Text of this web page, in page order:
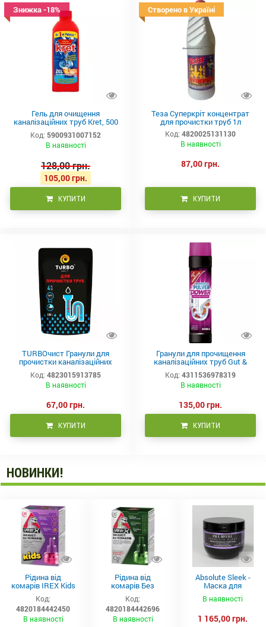
Знижка -18%
Гель для очищення
каналізаційних труб Kret, 500
Код: 5900931007152
В наявності
128,00 грн.
105,00 грн.
КУПИТИ
Створено в Україні
Теза Суперкріт концентрат
для прочистки труб 1л
Код: 4820025131130
В наявності
87,00 грн.
КУПИТИ
TURBOчист Гранули для
прочистки каналізаційних
труб 200г
Код: 4823015913785
В наявності
67,00 грн.
КУПИТИ
Гранули для прочищення
каналізаційних труб Gut &
Gunstig Pulver Power Edeka 600
г
Код: 4311536978319
В наявності
135,00 грн.
КУПИТИ
НОВИНКИ!
Рідина від
комарів IREX Kids
д/дітей (30 ночей),
20мл
Код:
4820184442450
В наявності
Рідина від
комарів Без
запаху IREX (30
ночей), 20мл
Код:
4820184442696
В наявності
Absolute Sleek -
Маска для
неслухняного
волосся 300 мл
В наявності
1 165,00 грн.